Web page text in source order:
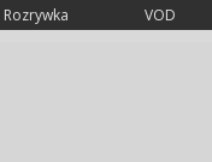
Rozrywka VOD